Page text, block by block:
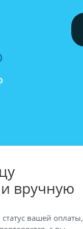
вручную
вашей оплаты,